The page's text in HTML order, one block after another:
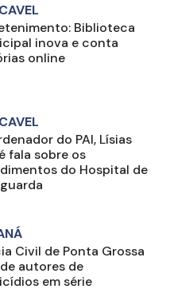
Biblioteca
inova e conta
online
do PAI, Lísias
fala sobre os
do Hospital de
Civil de Ponta Grossa
autores de
em série